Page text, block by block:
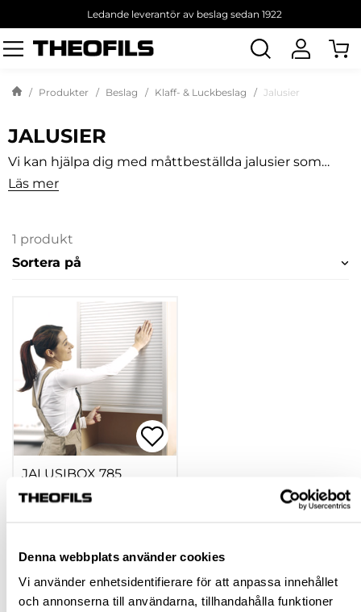
Denna webbplats använder cookies
Vi använder enhetsidentifierare för att anpassa innehållet
och annonserna till användarna, tillhandahålla funktioner
Ledande leverantör av beslag sedan 1922
Sök
produkt
Produkter Beslag Klaff- & Luckbeslag Jalusier
JALUSIER
Vi kan hjälpa dig med måttbeställda jalusier som
anpassas efter dina behov. Vi erbjuder ett stort urval
av material, färger och mått. Kontakta oss på 010-178
Läs mer
1 produkt
Sortera på
JALUSIBOX 785
600X1000MM RF
10 575,00 kr
inkl. moms